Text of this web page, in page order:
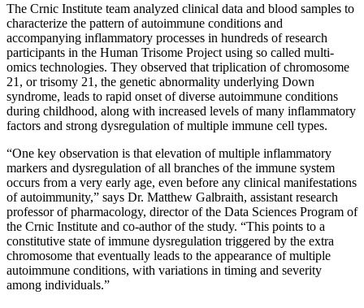
The Crnic Institute team analyzed clinical data and blood samples to
characterize the pattern of autoimmune conditions and
accompanying inflammatory processes in hundreds of research
participants in the Human Trisome Project using so called multi-
omics technologies. They observed that triplication of chromosome
21, or trisomy 21, the genetic abnormality underlying Down
syndrome, leads to rapid onset of diverse autoimmune conditions
during childhood, along with increased levels of many inflammatory
factors and strong dysregulation of multiple immune cell types.
“One key observation is that elevation of multiple inflammatory
markers and dysregulation of all branches of the immune system
occurs from a very early age, even before any clinical manifestations
of autoimmunity,” says Dr. Matthew Galbraith, assistant research
professor of pharmacology, director of the Data Sciences Program of
the Crnic Institute and co-author of the study. “This points to a
constitutive state of immune dysregulation triggered by the extra
chromosome that eventually leads to the appearance of multiple
autoimmune conditions, with variations in timing and severity
among individuals.”